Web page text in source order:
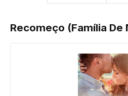
Recomeço (Família De